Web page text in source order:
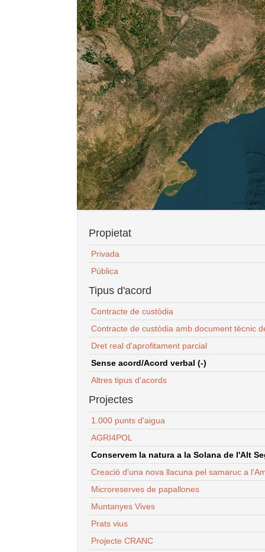
Propietat
Privada
Pública
Tipus d'acord
Contracte de custòdia
Contracte de custòdia amb document tècnic
Dret real d'aprofitament parcial
Sense acord/Acord verbal (-)
Altres tipus d'acords
Projectes
1.000 punts d'aigua
AGRI4POL
Conservem la natura a la Solana de l'Alt
Creació d'una nova llacuna pel samaruc a
Microreserves de papallones
Muntanyes Vives
Prats vius
Projecte CRANC